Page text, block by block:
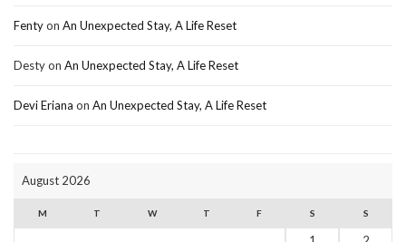
Fentyon An Unexpected Stay, A Life Reset
Destyon An Unexpected Stay, A Life Reset
Devi Eriana on An Unexpected Stay, A Life Reset
August 2026
M T W T F S S